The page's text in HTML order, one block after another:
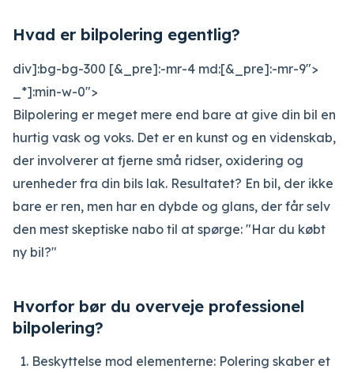
Hvad er bilpolering egentlig?
div]:bg-bg-300 [&_pre]:-mr-4 md:[&_pre]:-mr-9">
_*]:min-w-0">
Bilpolering er meget mere end bare at give din bil en
hurtig vask og voks. Det er en kunst og en videnskab,
der involverer at fjerne små ridser, oxidering og
urenheder fra din bils lak. Resultatet? En bil, der ikke
bare er ren, men har en dybde og glans, der får selv
den mest skeptiske nabo til at spørge: "Har du købt
ny bil?"
Hvorfor bør du overveje professionel
bilpolering?
Beskyttelse mod elementerne: Polering skaber et